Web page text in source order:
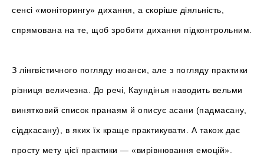
сенсі «моніторингу» дихання, а скоріше діяльність,
спрямована на те, щоб зробити дихання підконтрольним.
З лінгвістичного погляду нюанси, але з погляду практики
різниця величезна. До речі, Каундінья наводить вельми
винятковий список пранаям й описує асани (падмасану,
сіддхасану), в яких їх краще практикувати. А також дає
просту мету цієї практики — «вирівнювання емоцій».